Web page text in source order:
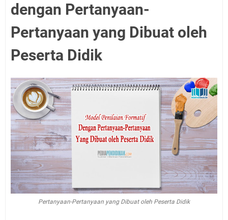
dengan Pertanyaan-
Pertanyaan yang Dibuat oleh
Peserta Didik
Pertanyaan-Pertanyaan yang Dibuat oleh Peserta Didik